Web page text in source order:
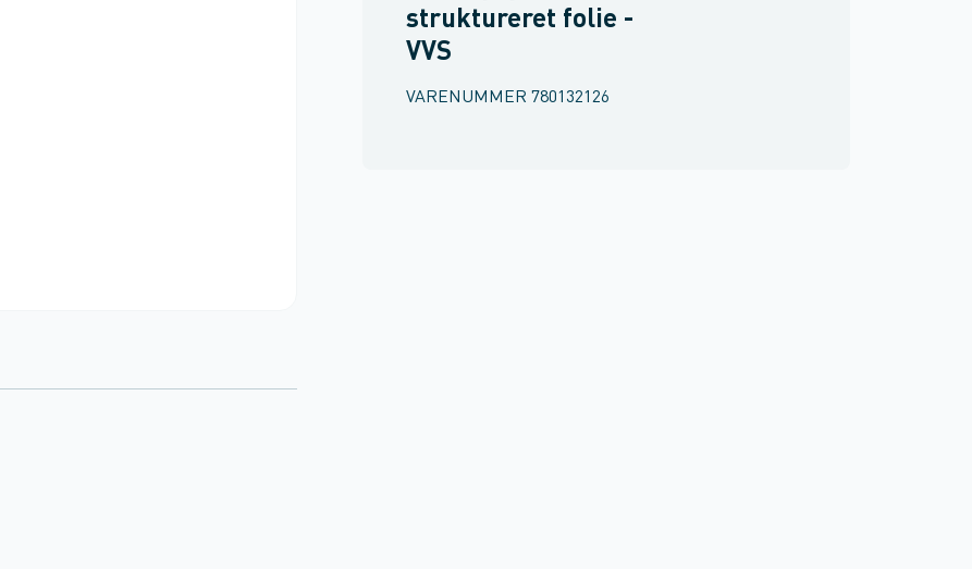
struktureret folie -
VVS
VARENUMMER 780132126